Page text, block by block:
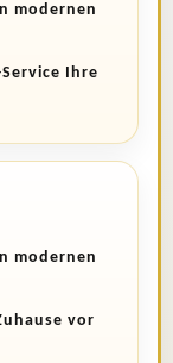
modernen
Ihre
modernen
vor